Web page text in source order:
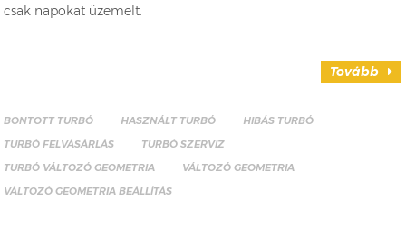
csak napokat üzemelt.
Tovább
BONTOTT TURBÓ HASZNÁLT TURBÓ
HIBÁS TURBÓ
TURBÓ FELVÁSÁRLÁS
TURBÓ SZERVIZ
TURBÓ VÁLTOZÓ GEOMETRIA
VÁLTOZÓ GEOMETRIA
VÁLTOZÓ GEOMETRIA BEÁLLÍTÁS